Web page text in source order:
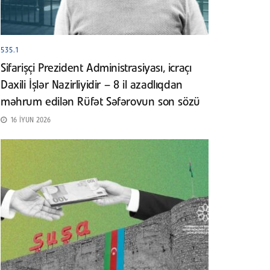
535.1
Sifarişçi Prezident Administrasiyası, icraçı
Daxili İşlər Nazirliyidir – 8 il azadlıqdan
məhrum edilən Rüfət Səfərovun son sözü
16 İYUN 2026